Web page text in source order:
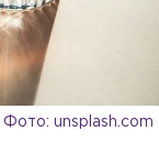
Фото: unsplash.com